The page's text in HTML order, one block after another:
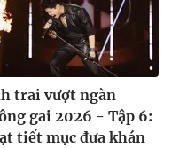
trai vượt ngàn
gai 2026 - Tập 6:
tiết mục đưa khán